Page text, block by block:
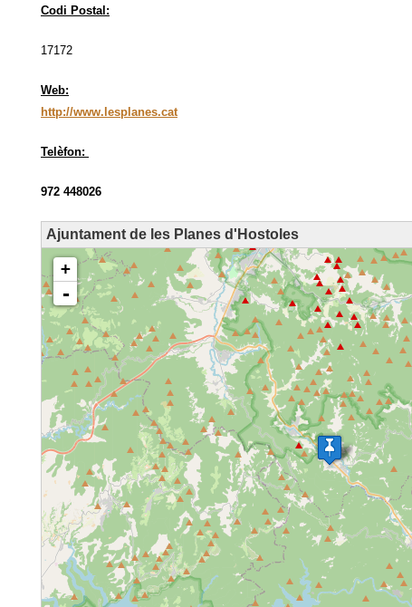
Codi Postal:
17172
Web:
http://www.lesplanes.cat
Telèfon:
972 448026
Ajuntament de les Planes d'Hostoles
loading map - please wait...
+
-